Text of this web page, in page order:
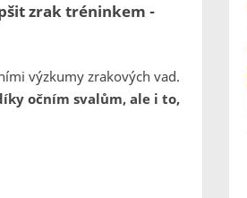
zrak tréninkem -
výzkumy zrakových vad.
očním svalům, ale i to,